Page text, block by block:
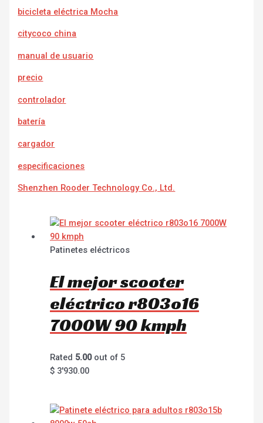
bicicleta eléctrica Mocha
citycoco china
manual de usuario
precio
controlador
batería
cargador
especificaciones
Shenzhen Rooder Technology Co., Ltd.
Patinetes eléctricos
El mejor scooter
eléctrico r803o16
7000W 90 kmph
Rated 5.00out of 5
$ 3'930.00